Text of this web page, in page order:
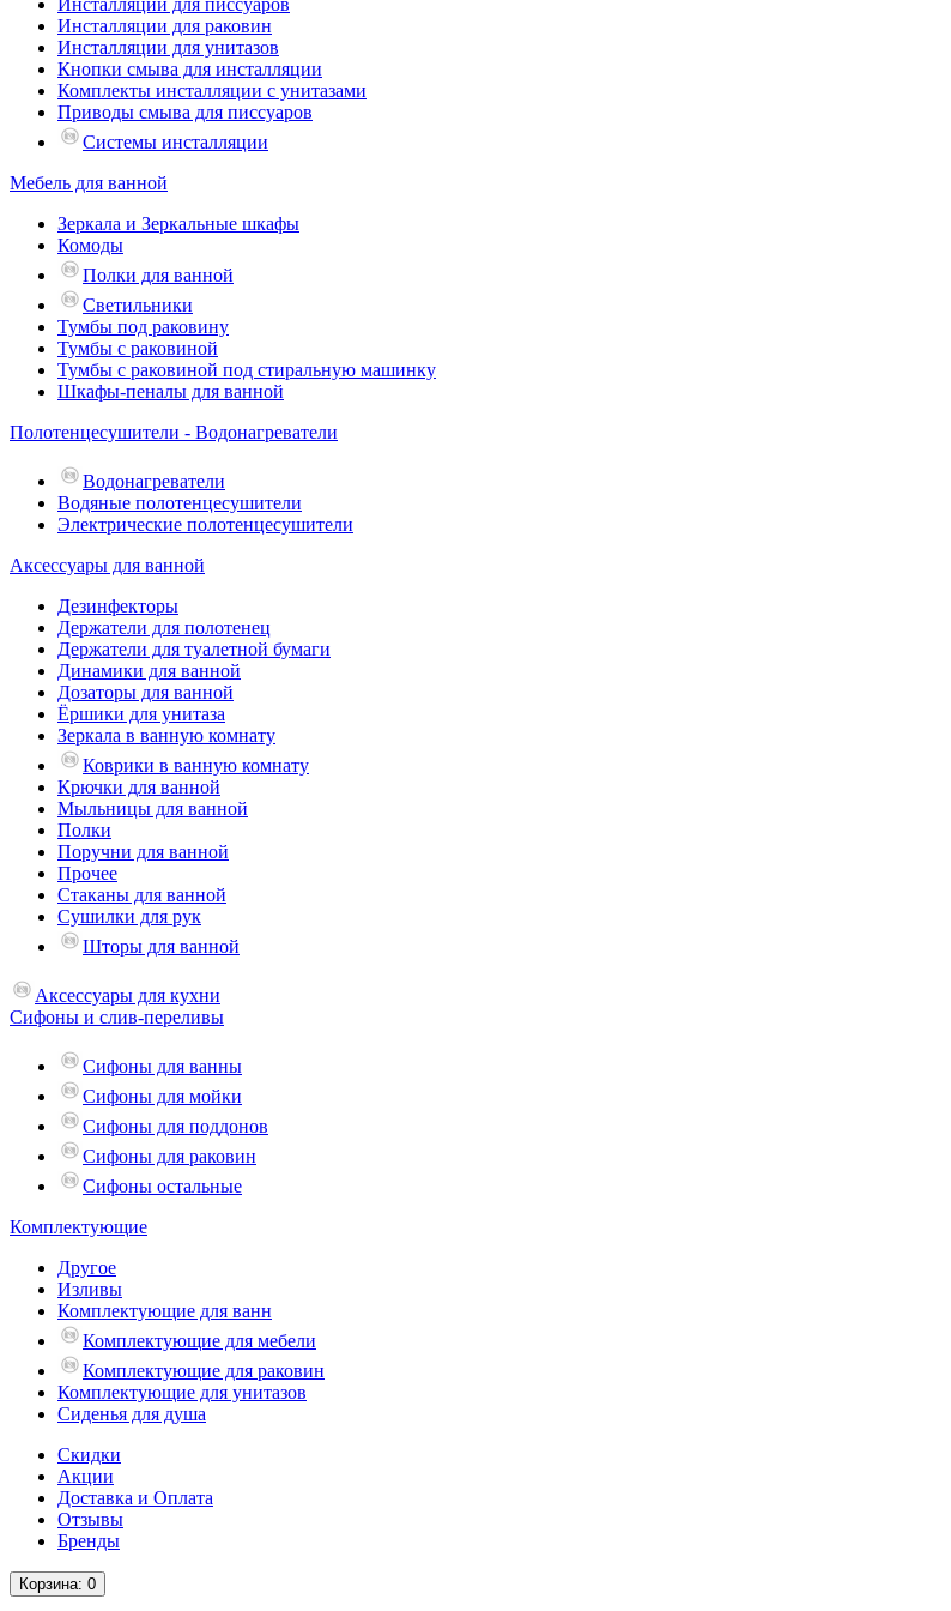
Инсталляции для писсуаров
Инсталляции для раковин
Инсталляции для унитазов
Кнопки смыва для инсталляции
Комплекты инсталляции с унитазами
Приводы смыва для писсуаров
Системы инсталляции
Мебель для ванной
Зеркала и Зеркальные шкафы
Комоды
Полки для ванной
Светильники
Тумбы под раковину
Тумбы с раковиной
Тумбы с раковиной под стиральную машинку
Шкафы-пеналы для ванной
Полотенцесушители - Водонагреватели
Водонагреватели
Водяные полотенцесушители
Электрические полотенцесушители
Аксессуары для ванной
Дезинфекторы
Держатели для полотенец
Держатели для туалетной бумаги
Динамики для ванной
Дозаторы для ванной
Ёршики для унитаза
Зеркала в ванную комнату
Коврики в ванную комнату
Крючки для ванной
Мыльницы для ванной
Полки
Поручни для ванной
Прочее
Стаканы для ванной
Сушилки для рук
Шторы для ванной
Аксессуары для кухни
Сифоны и слив-переливы
Сифоны для ванны
Сифоны для мойки
Сифоны для поддонов
Сифоны для раковин
Сифоны остальные
Комплектующие
Другое
Изливы
Комплектующие для ванн
Комплектующие для мебели
Комплектующие для раковин
Комплектующие для унитазов
Сиденья для душа
Скидки
Акции
Доставка и Оплата
Отзывы
Бренды
Корзина: 0